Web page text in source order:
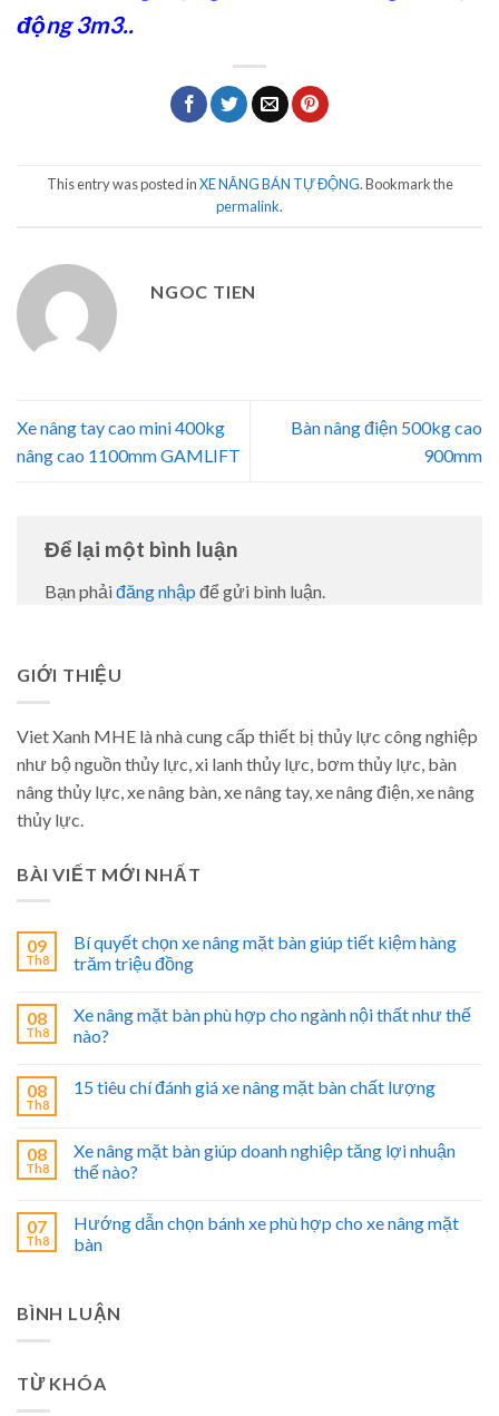
động 3m3..
This entry was posted inXE NÂNG BÁN TỰ ĐỘNG. Bookmark the
permalink.
NGOC TIEN
Xe nâng tay cao mini 400kg
nâng cao 1100mm GAMLIFT
Bàn nâng điện 500kg cao
900mm
Để lại một bình luận
Bạn phải đăng nhập để gửi bình luận.
GIỚI THIỆU
Viet Xanh MHE là nhà cung cấp thiết bị thủy lực công nghiệp
như bộ nguồn thủy lực, xi lanh thủy lực, bơm thủy lực, bàn
nâng thủy lực, xe nâng bàn, xe nâng tay, xe nâng điện, xe nâng
thủy lực.
BÀI VIẾT MỚI NHẤT
09
Th8
Bí quyết chọn xe nâng mặt bàn giúp tiết kiệm hàng
trăm triệu đồng
08
Th8
Xe nâng mặt bàn phù hợp cho ngành nội thất như thế
nào?
08
Th8
15 tiêu chí đánh giá xe nâng mặt bàn chất lượng
08
Th8
Xe nâng mặt bàn giúp doanh nghiệp tăng lợi nhuận
thế nào?
07
Th8
Hướng dẫn chọn bánh xe phù hợp cho xe nâng mặt
bàn
BÌNH LUẬN
TỪ KHÓA